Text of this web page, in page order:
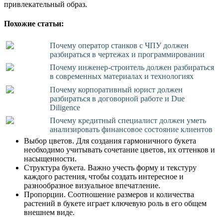
привлекательный образ.
Похожие статьи:
Почему оператор станков с ЧПУ должен
разбираться в чертежах и программировании
Почему инженер-строитель должен разбираться
в современных материалах и технологиях
Почему корпоративный юрист должен
разбираться в договорной работе и Due
Diligence
Почему кредитный специалист должен уметь
анализировать финансовое состояние клиентов
Выбор цветов. Для создания гармоничного букета
необходимо учитывать сочетание цветов, их оттенков и
насыщенности.
Структура букета. Важно учесть форму и текстуру
каждого растения, чтобы создать интересное и
разнообразное визуальное впечатление.
Пропорции. Соотношение размеров и количества
растений в букете играет ключевую роль в его общем
внешнем виде.